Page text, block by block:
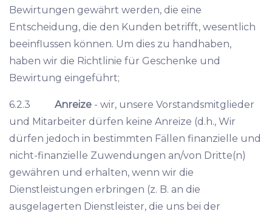
Bewirtungen gewährt werden, die eine
Entscheidung, die den Kunden betrifft, wesentlich
beeinflussen können. Um dies zu handhaben,
haben wir die Richtlinie für Geschenke und
Bewirtung eingeführt;
6.2.3 Anreize - wir, unsere Vorstandsmitglieder
und Mitarbeiter dürfen keine Anreize (d.h., Wir
dürfen jedoch in bestimmten Fällen finanzielle und
nicht-finanzielle Zuwendungen an/von Dritte(n)
gewähren und erhalten, wenn wir die
Dienstleistungen erbringen (z. B. an die
ausgelagerten Dienstleister, die uns bei der